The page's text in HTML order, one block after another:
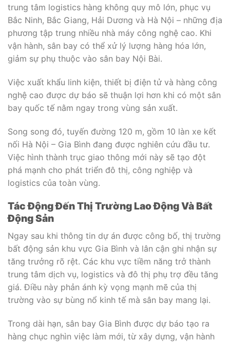
trung tâm logistics hàng không quy mô lớn, phục vụ
Bắc Ninh, Bắc Giang, Hải Dương và Hà Nội – những địa
phương tập trung nhiều nhà máy công nghệ cao. Khi
vận hành, sân bay có thể xử lý lượng hàng hóa lớn,
giảm sự phụ thuộc vào sân bay Nội Bài.
Việc xuất khẩu linh kiện, thiết bị điện tử và hàng công
nghệ cao được dự báo sẽ thuận lợi hơn khi có một sân
bay quốc tế nằm ngay trong vùng sản xuất.
Song song đó, tuyến đường 120 m, gồm 10 làn xe kết
nối Hà Nội – Gia Bình đang được nghiên cứu đầu tư.
Việc hình thành trục giao thông mới này sẽ tạo đột
phá mạnh cho phát triển đô thị, công nghiệp và
logistics của toàn vùng.
Tác Động Đến Thị Trường Lao Động Và Bất
Động Sản
Ngay sau khi thông tin dự án được công bố, thị trường
bất động sản khu vực Gia Bình và lân cận ghi nhận sự
tăng trưởng rõ rệt. Các khu vực tiềm năng trở thành
trung tâm dịch vụ, logistics và đô thị phụ trợ đều tăng
giá. Điều này phản ánh kỳ vọng mạnh mẽ của thị
trường vào sự bùng nổ kinh tế mà sân bay mang lại.
Trong dài hạn, sân bay Gia Bình được dự báo tạo ra
hàng chục nghìn việc làm mới, từ xây dựng, vận hành